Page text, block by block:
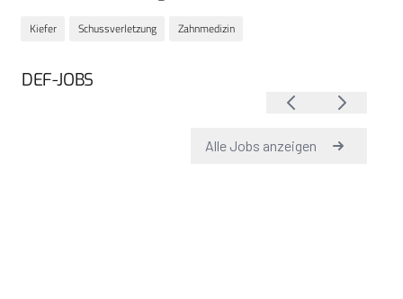
Kiefer Schussverletzung Zahnmedizin
DEF-JOBS